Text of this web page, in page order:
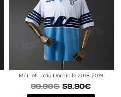
Maillot Lazio Domicile 2018-2019
99.90€ 59.90€